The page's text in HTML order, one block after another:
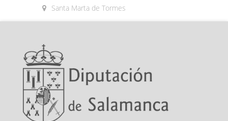
Santa Marta de Tormes